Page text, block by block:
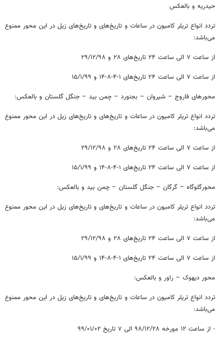
حیدریه و بالعکس
تردد انواع تریلر کامیون در ساعات و تاریخ‌های و تاریخ‌های زیل در این محور ممنوع
می‌باشد:
از ساعت ۷ الی ساعت ۲۴ تاریخ‌های ۲۸ و ۲۹/۱۲/۹۸
از ساعت ۷ الی ساعت ۲۴ تاریخ‌های ۱-۴-۸-۱۴ و ۱۵/۱/۹۹
محورهای فاروج – شیروان – بجنورد – چمن بید – جنگل گلستان و بالعکس:
تردد انواع تریلر کامیون در ساعات و تاریخ‌های و تاریخ‌های زیل در این محور ممنوع
می‌باشد:
از ساعت ۷ الی ساعت ۲۴ تاریخ‌های ۲۸ و ۲۹/۱۲/۹۸
از ساعت ۷ الی ساعت ۲۴ تاریخ‌های ۱-۴-۸-۱۴ و ۱۵/۱/۹۹
محورگلوگاه – گرگان – جنگل گلستان – چمن بید و بالعکس:
تردد انواع تریلر کامیون در ساعات و تاریخ‌های و تاریخ‌های زیل در این محور ممنوع
می‌باشد:
از ساعت ۷ الی ساعت ۲۴ تاریخ‌های ۲۸ و ۲۹/۱۲/۹۸
از ساعت ۷ الی ساعت ۲۴ تاریخ‌های ۱-۴-۸-۱۴ و ۱۵/۱/۹۹
محور دیهوک – راور و بالعکس:
تردد انواع تریلر کامیون در ساعات و تاریخ‌های و تاریخ‌های زیل در این محور ممنوع
می‌باشد:
- از ساعت ۱۲ مورخه ۲۸/‏۱۲/‏۹۸‬ الی ۷ تاریخ ۰۲/‏۰۱/‏۹۹‬